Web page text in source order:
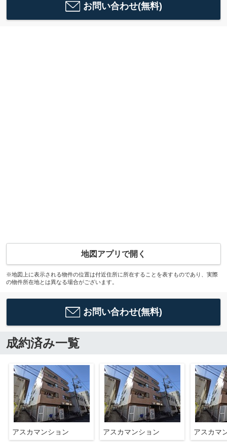
お問い合わせ(無料)
地図アプリで開く
※地図上に表示される物件の位置は付近住所に所在することを表すものであり、実際
の物件所在地とは異なる場合がございます。
お問い合わせ(無料)
成約済み一覧
アスカマンション アスカマンション アスカマ